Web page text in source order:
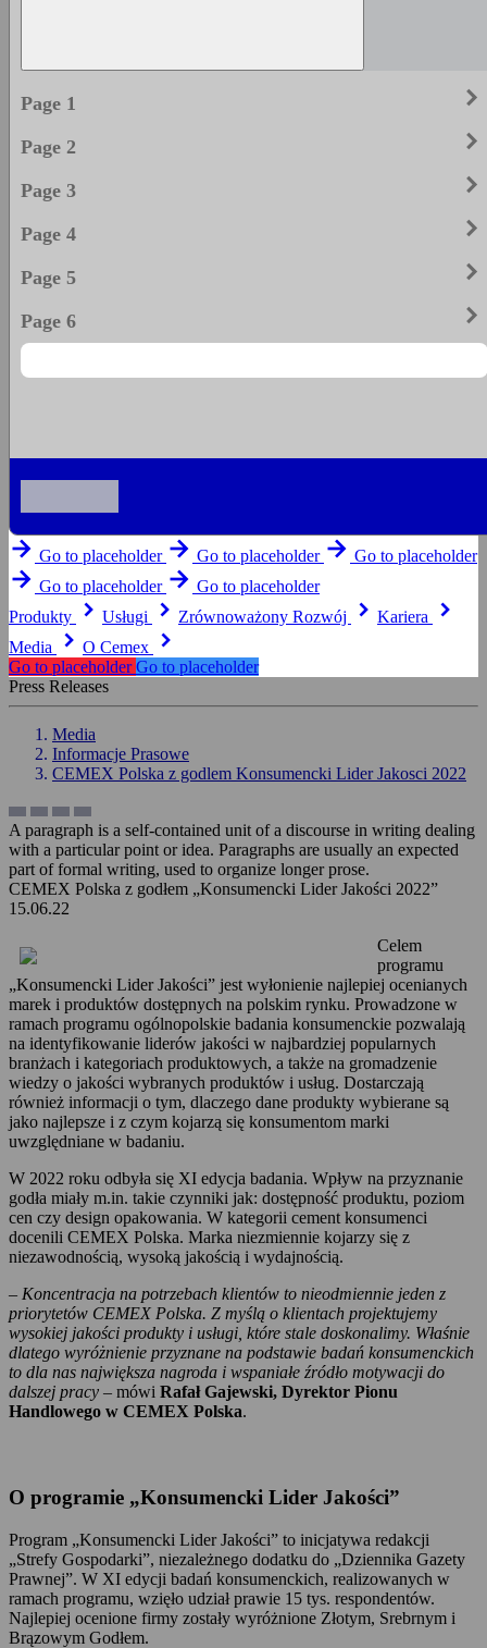
Page 1 keyboard_arrow_right
Page 2 keyboard_arrow_right
Page 3 keyboard_arrow_right
Page 4 keyboard_arrow_right
Page 5 keyboard_arrow_right
Page 6 keyboard_arrow_right
arrow_forward Go to placeholder arrow_forward Go to placeholder arrow_forward Go to placeholder
arrow_forward Go to placeholder arrow_forward Go to placeholder
Produkty
keyboard_arrow_right Usługi keyboard_arrow_right Zrównoważony Rozwój keyboard_arrow_right Kariera keyboard_arrow_right
Media keyboard_arrow_right O Cemex keyboard_arrow_right
Go to placeholderGo to placeholder
Press Releases
Media
Informacje Prasowe
CEMEX Polska z godlem Konsumencki Lider Jakosci 2022
A paragraph is a self-contained unit of a discourse in writing dealing
with a particular point or idea. Paragraphs are usually an expected
part of formal writing, used to organize longer prose.
CEMEX Polska z godłem „Konsumencki Lider Jakości 2022”
15.06.22
Celem
programu
„Konsumencki Lider Jakości” jest wyłonienie najlepiej ocenianych
marek i produktów dostępnych na polskim rynku. Prowadzone w
ramach programu ogólnopolskie badania konsumenckie pozwalają
na identyfikowanie liderów jakości w najbardziej popularnych
branżach i kategoriach produktowych, a także na gromadzenie
wiedzy o jakości wybranych produktów i usług. Dostarczają
również informacji o tym, dlaczego dane produkty wybierane są
jako najlepsze i z czym kojarzą się konsumentom marki
uwzględniane w badaniu.
W 2022 roku odbyła się XI edycja badania. Wpływ na przyznanie
godła miały m.in. takie czynniki jak: dostępność produktu, poziom
cen czy design opakowania. W kategorii cement konsumenci
docenili CEMEX Polska. Marka niezmiennie kojarzy się z
niezawodnością, wysoką jakością i wydajnością.
– Koncentracja na potrzebach klientów to nieodmiennie jeden z
priorytetów CEMEX Polska. Z myślą o klientach projektujemy
wysokiej jakości produkty i usługi, które stale doskonalimy. Właśnie
dlatego wyróżnienie przyznane na podstawie badań konsumenckich
to dla nas największa nagroda i wspaniałe źródło motywacji do
dalszej pracy – mówi Rafał Gajewski, Dyrektor Pionu
Handlowego w CEMEX Polska.
O programie „Konsumencki Lider Jakości”
Program „Konsumencki Lider Jakości” to inicjatywa redakcji
„Strefy Gospodarki”, niezależnego dodatku do „Dziennika Gazety
Prawnej”. W XI edycji badań konsumenckich, realizowanych w
ramach programu, wzięło udział prawie 15 tys. respondentów.
Najlepiej ocenione firmy zostały wyróżnione Złotym, Srebrnym i
Brązowym Godłem.